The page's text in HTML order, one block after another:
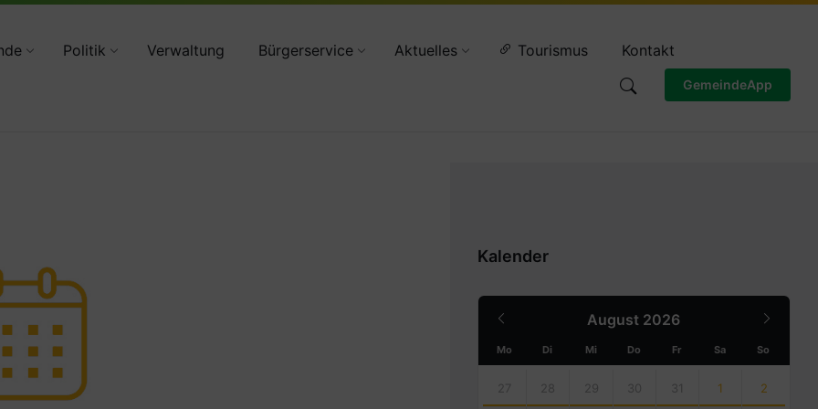
Politik Verwaltung Bürgerservice Aktuelles Tourismus Kontakt
GemeindeApp
Kalender
August 2026
Month
Mo Di Mi Do Fr Sa So
calendar
days
27 28 29 30 31 1 2